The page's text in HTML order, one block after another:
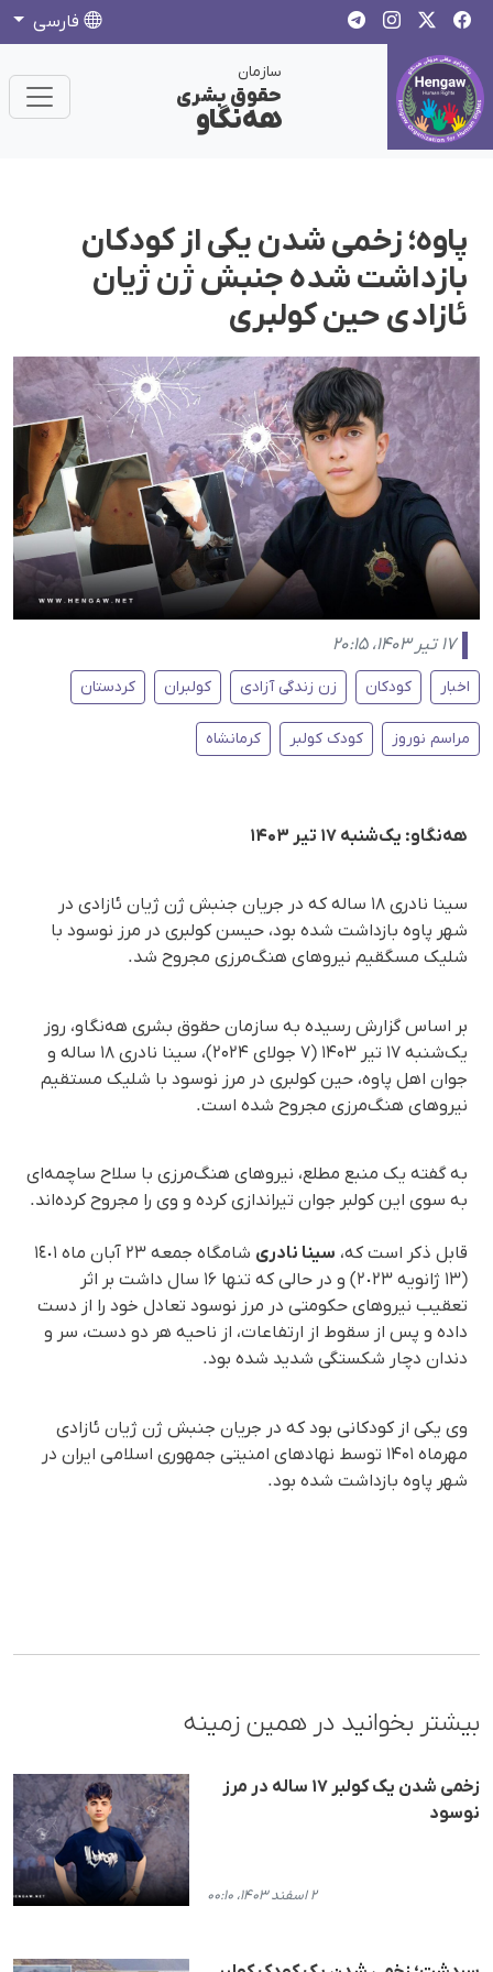
فارسی
سازمان
حقوق بشری
هەنگاو
پاوه؛ زخمی شدن یکی از کودکان
بازداشت شده جنبش ژن ژیان
ئازادی حین کولبری
۱۷ تیر ۱۴۰۳، ۲۰:۱۵
اخبار کودکان زن زندگی آزادی کولبران کردستان
مراسم نوروز کودک کولبر کرمانشاه
هه‌نگاو: یک‌شنبه ۱۷ تیر ۱۴۰۳
سینا نادری ۱۸ ساله که در جریان جنبش ژن ژیان ئازادی در
شهر پاوه بازداشت شده بود، حیسن کولبری در مرز نوسود با
شلیک مسگقیم نیروهای هنگ‌مرزی مجروح شد.
بر اساس گزارش رسیده به سازمان حقوق بشری هه‌نگاو، روز
یک‌شنبه ۱۷ تیر ۱۴۰۳ (۷ جولای ۲۰۲۴)، سینا نادری ۱۸ ساله و
جوان اهل پاوه، حین کولبری در مرز نوسود با شلیک مستقیم
نیروهای هنگ‌مرزی مجروح شده است.
به گفته یک منبع مطلع، نیروهای هنگ‌مرزی با سلاح ساچمه‌ای
به سوی این کولبر جوان تیراندازی کرده و وی را مجروح کرده‌اند.
قابل ذکر است که، سینا نادری
شامگاه جمعه ٢٣ آبان ماه ١٤٠١
(١٣ ژانویه ٢٠٢٣) و در حالی که تنها ۱۶ سال داشت بر اثر
تعقیب نیروهای حکومتی در مرز نوسود تعادل خود را از دست
داده و پس از سقوط از ارتفاعات، از ناحیه هر دو دست، سر و
دندان دچار شکستگی شدید شده بود.
وی یکی از کودکانی بود که در جریان جنبش ژن ژیان ئازادی
مهرماه ۱۴۰۱ توسط نهادهای امنیتی جمهوری اسلامی ایران در
شهر پاوه بازداشت شده بود.
بیشتر بخوانید در همین زمینه
زخمی شدن یک کولبر ۱۷ ساله در مرز
نوسود
۲ اسفند ۱۴۰۳، ۰۰:۱۰